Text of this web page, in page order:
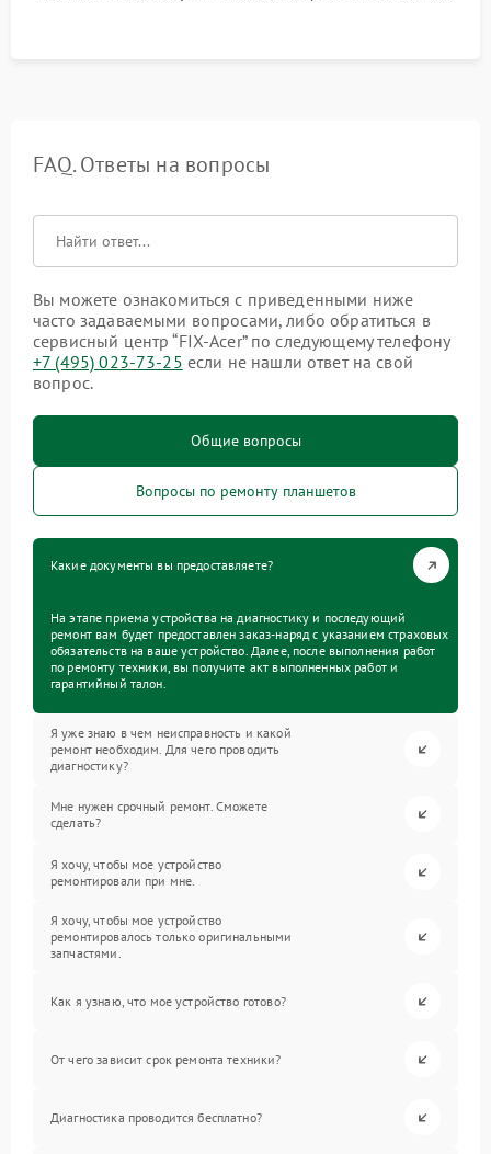
FAQ. Ответы на вопросы
Вы можете ознакомиться с приведенными ниже
часто задаваемыми вопросами, либо обратиться в
сервисный центр “FIX-Acer” по следующему телефону
+7 (495) 023-73-25 если не нашли ответ на свой
вопрос.
Общие вопросы
Вопросы по ремонту планшетов
Какие документы вы предоставляете?
На этапе приема устройства на диагностику и последующий
ремонт вам будет предоставлен заказ-наряд с указанием страховых
обязательств на ваше устройство. Далее, после выполнения работ
по ремонту техники, вы получите акт выполненных работ и
гарантийный талон.
Я уже знаю в чем неисправность и какой
ремонт необходим. Для чего проводить
диагностику?
Мне нужен срочный ремонт. Сможете
сделать?
Я хочу, чтобы мое устройство
ремонтировали при мне.
Я хочу, чтобы мое устройство
ремонтировалось только оригинальными
запчастями.
Как я узнаю, что мое устройство готово?
От чего зависит срок ремонта техники?
Диагностика проводится бесплатно?